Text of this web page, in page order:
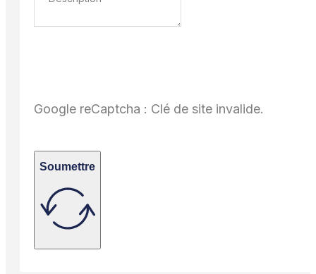
Google reCaptcha : Clé de site invalide.
Soumettre